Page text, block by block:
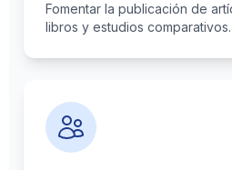
Fomentar la publicación de
libros y estudios comparativos.